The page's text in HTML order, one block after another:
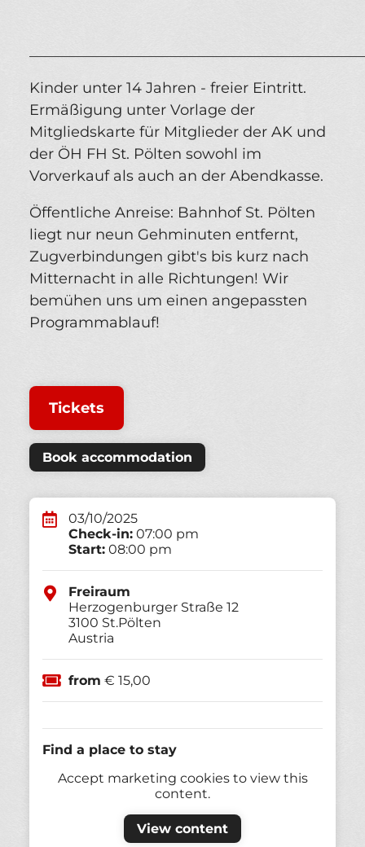
Kinder unter 14 Jahren - freier Eintritt.
Ermäßigung unter Vorlage der
Mitgliedskarte für Mitglieder der AK und
der ÖH FH St. Pölten sowohl im
Vorverkauf als auch an der Abendkasse.
Öffentliche Anreise: Bahnhof St. Pölten
liegt nur neun Gehminuten entfernt,
Zugverbindungen gibt's bis kurz nach
Mitternacht in alle Richtungen! Wir
bemühen uns um einen angepassten
Programmablauf!
Tickets
Book accommodation
03/10/2025
Check-in: 07:00 pm
Start: 08:00 pm
Freiraum
Herzogenburger Straße 12
3100 St.Pölten
Austria
from € 15,00
Find a place to stay
Accept marketing cookies to view this
content.
View content